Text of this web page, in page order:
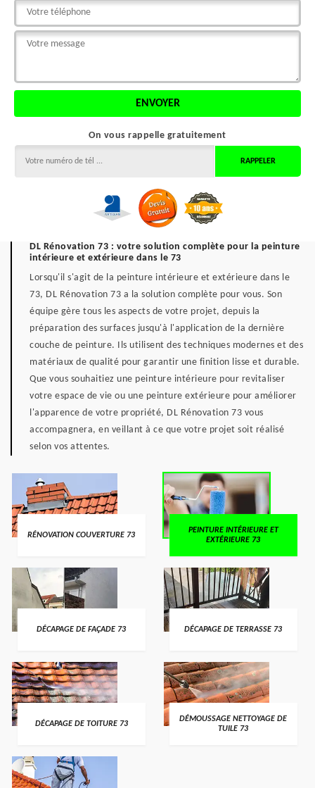
On vous rappelle gratuitement
DL Rénovation 73 : votre solution complète pour la peinture
intérieure et extérieure dans le 73
Lorsqu'il s'agit de la peinture intérieure et extérieure dans le
73, DL Rénovation 73 a la solution complète pour vous. Son
équipe gère tous les aspects de votre projet, depuis la
préparation des surfaces jusqu'à l'application de la dernière
couche de peinture. Ils utilisent des techniques modernes et des
matériaux de qualité pour garantir une finition lisse et durable.
Que vous souhaitiez une peinture intérieure pour revitaliser
votre espace de vie ou une peinture extérieure pour améliorer
l'apparence de votre propriété, DL Rénovation 73 vous
accompagnera, en veillant à ce que votre projet soit réalisé
selon vos attentes.
RÉNOVATION COUVERTURE 73
PEINTURE INTÉRIEURE ET
EXTÉRIEURE 73
DÉCAPAGE DE FAÇADE 73 DÉCAPAGE DE TERRASSE 73
DÉCAPAGE DE TOITURE 73
DÉMOUSSAGE NETTOYAGE DE
TUILE 73